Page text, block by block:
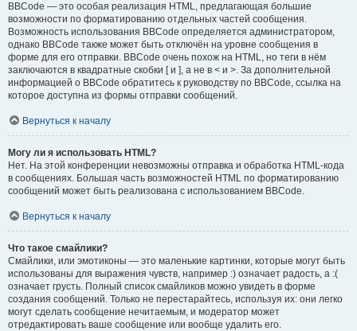
BBCode — это особая реализация HTML, предлагающая большие
возможности по форматированию отдельных частей сообщения.
Возможность использования BBCode определяется администратором,
однако BBCode также может быть отключён на уровне сообщения в
форме для его отправки. BBCode очень похож на HTML, но теги в нём
заключаются в квадратные скобки [ и ], а не в < и >. За дополнительной
информацией о BBCode обратитесь к руководству по BBCode, ссылка на
которое доступна из формы отправки сообщений.
Вернуться к началу
Могу ли я использовать HTML?
Нет. На этой конференции невозможны отправка и обработка HTML-кода
в сообщениях. Большая часть возможностей HTML по форматированию
сообщений может быть реализована с использованием BBCode.
Вернуться к началу
Что такое смайлики?
Смайлики, или эмотиконы — это маленькие картинки, которые могут быть
использованы для выражения чувств, например :) означает радость, а :(
означает грусть. Полный список смайликов можно увидеть в форме
создания сообщений. Только не перестарайтесь, используя их: они легко
могут сделать сообщение нечитаемым, и модератор может
отредактировать ваше сообщение или вообще удалить его.